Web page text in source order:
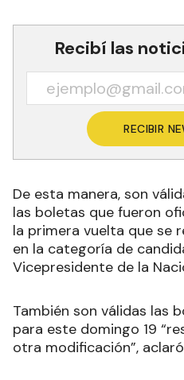
Recibí las
RECIBIR
De esta manera, son
las boletas que fueron
la primera vuelta que se
en la categoría de
Vicepresidente de la
También son válidas las
para este domingo 19
otra modificación”, aclaró